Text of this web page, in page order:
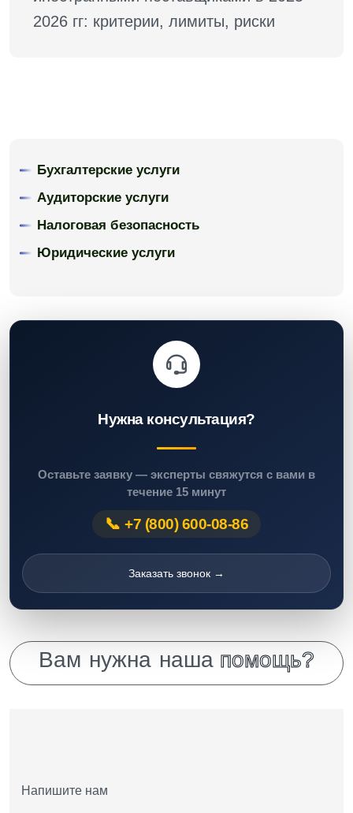
2026 гг: критерии, лимиты, риски
Бухгалтерские услуги
Аудиторские услуги
Налоговая безопасность
Юридические услуги
Нужна консультация?
Оставьте заявку — эксперты свяжутся с вами в
течение 15 минут
+7 (800) 600-08-86
Заказать звонок →
Вам нужна наша помощь?
Напишите нам